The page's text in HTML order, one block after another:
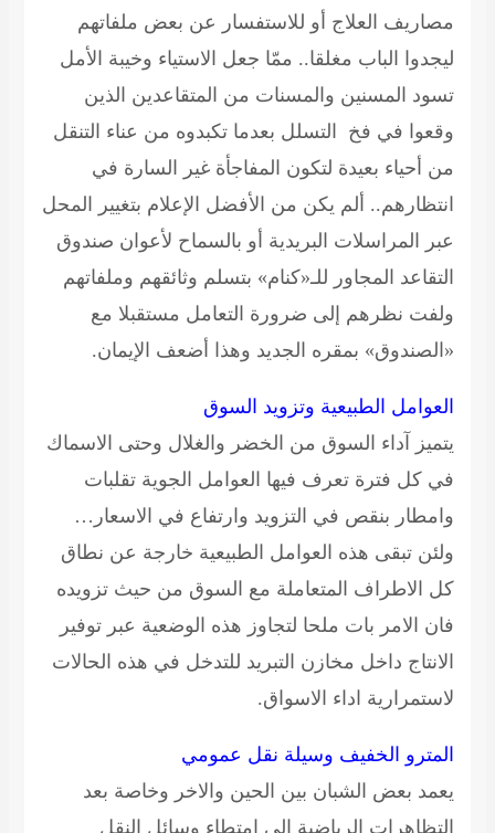
مصاريف العلاج أو للاستفسار عن بعض ملفاتهم
ليجدوا الباب مغلقا.. ممّا جعل الاستياء وخيبة الأمل
تسود المسنين والمسنات من المتقاعدين الذين
وقعوا في فخ التسلل بعدما تكبدوه من عناء التنقل
من أحياء بعيدة لتكون المفاجأة غير السارة في
انتظارهم.. ألم يكن من الأفضل الإعلام بتغيير المحل
عبر المراسلات البريدية أو بالسماح لأعوان صندوق
التقاعد المجاور للـ«كنام» بتسلم وثائقهم وملفاتهم
ولفت نظرهم إلى ضرورة التعامل مستقبلا مع
«الصندوق» بمقره الجديد وهذا أضعف الإيمان.
العوامل الطبيعية وتزويد السوق
يتميز آداء السوق من الخضر والغلال وحتى الاسماك
في كل فترة تعرف فيها العوامل الجوية تقلبات
وامطار بنقص في التزويد وارتفاع في الاسعار…
ولئن تبقى هذه العوامل الطبيعية خارجة عن نطاق
كل الاطراف المتعاملة مع السوق من حيث تزويده
فان الامر بات ملحا لتجاوز هذه الوضعية عبر توفير
الانتاج داخل مخازن التبريد للتدخل في هذه الحالات
لاستمرارية اداء الاسواق.
المترو الخفيف وسيلة نقل عمومي
يعمد بعض الشبان بين الحين والاخر وخاصة بعد
التظاهرات الرياضية الى امتطاء وسائل النقل